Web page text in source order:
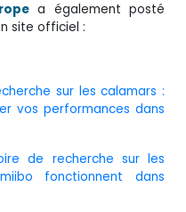
a également posté
site officiel :
sur les calamars :
vos performances dans
de recherche sur les
fonctionnent dans